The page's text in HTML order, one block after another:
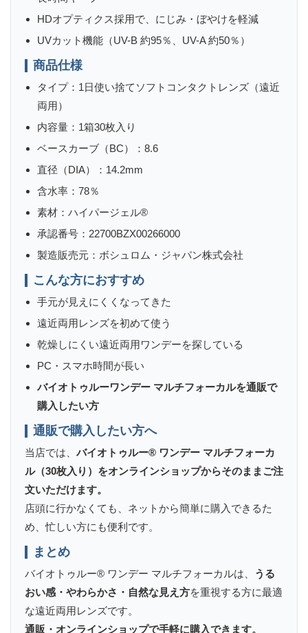
HDオプティクス採用で、にじみ・ぼやけを軽減
UVカット機能（UV-B 約95％、UV-A 約50％）
商品仕様
タイプ：1日使い捨てソフトコンタクトレンズ（遠近
両用）
内容量：1箱30枚入り
ベースカーブ（BC）：8.6
直径（DIA）：14.2mm
含水率：78％
素材：ハイパージェル®
承認番号：22700BZX00266000
製造販売元：ボシュロム・ジャパン株式会社
こんな方におすすめ
手元が見えにくくなってきた
遠近両用レンズを初めて使う
乾燥しにくい遠近両用ワンデーを探している
PC・スマホ時間が長い
バイオトゥルーワンデー マルチフォーカルを通販で
購入したい方
通販で購入したい方へ
当店では、 バイオトゥルー® ワンデー マルチフォーカ
ル（30枚入り）をオンラインショップからそのままご注
文いただけます。
店頭に行かなくても、ネットから簡単に購入できるた
め、忙しい方にも便利です。
まとめ
バイオトゥルー® ワンデー マルチフォーカルは、
うる
おい感・やわらかさ・自然な見え方を重視する方に最適
な遠近両用レンズです。
通販・オンラインショップで手軽に購入できます。